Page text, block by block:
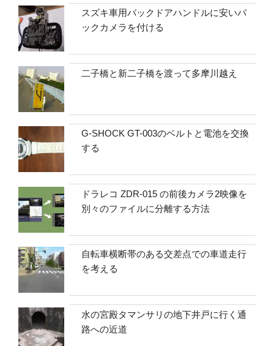
スズキ車用バックドアハンドルに安いバ
ックカメラを付ける
二子橋と新二子橋を渡って多摩川越え
G-SHOCK GT-003のベルトと電池を交換
する
ドラレコ ZDR-015 の前後カメラ2映像を
別々のファイルに分離する方法
自転車横断帯のある交差点での車道走行
を考える
水の宮殿タマンサリの地下井戸に行く通
路への近道